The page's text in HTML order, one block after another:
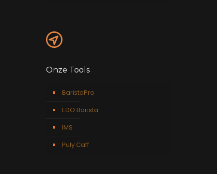
Onze Tools
BaristaPro
EDO Barista
IMS
Puly Caff